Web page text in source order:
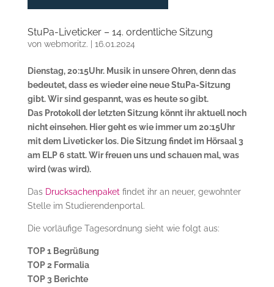
StuPa-Liveticker – 14. ordentliche Sitzung
von webmoritz. 16.01.2024
Dienstag, 20:15Uhr. Musik in unsere Ohren, denn das
bedeutet, dass es wieder eine neue StuPa-Sitzung
gibt. Wir sind gespannt, was es heute so gibt.
Das Protokoll der letzten Sitzung könnt ihr aktuell noch
nicht einsehen. Hier geht es wie immer um 20:15Uhr
mit dem Liveticker los. Die Sitzung findet im Hörsaal 3
am ELP 6 statt. Wir freuen uns und schauen mal, was
wird (was wird).
Das Drucksachenpaket findet ihr an neuer, gewohnter
Stelle im Studierendenportal.
Die vorläufige Tagesordnung sieht wie folgt aus:
TOP 1 Begrüßung
TOP 2 Formalia
TOP 3 Berichte